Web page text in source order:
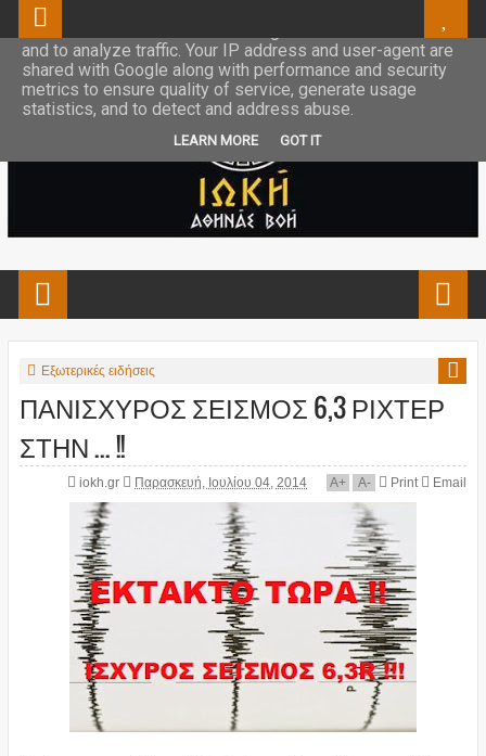
Εξωτερικές ειδήσεις
ΠΑΝΙΣΧΥΡΟΣ ΣΕΙΣΜΟΣ 6,3 ΡΙΧΤΕΡ
ΣΤΗΝ ... !!
iokh.gr Παρασκευή, Ιουλίου 04, 2014 A+ A- Print Email
This site uses cookies from Google to deliver its services
and to analyze traffic. Your IP address and user-agent are
shared with Google along with performance and security
metrics to ensure quality of service, generate usage
statistics, and to detect and address abuse.
LEARN MORE GOT IT